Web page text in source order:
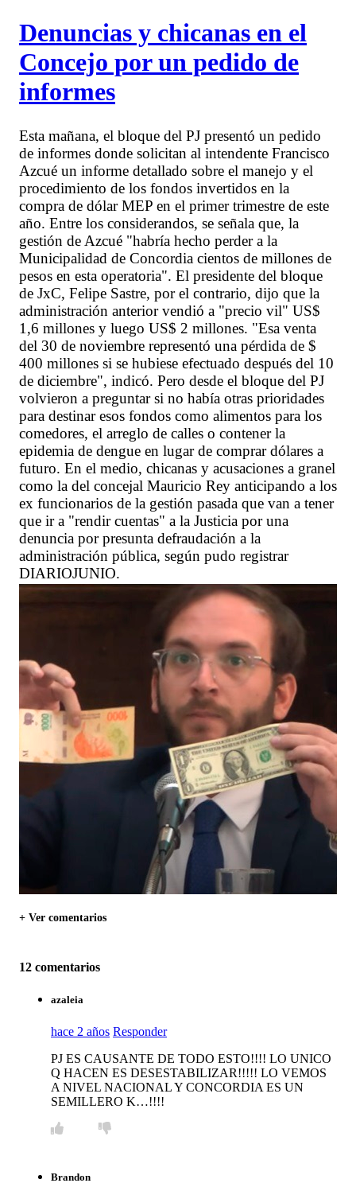
Denuncias y chicanas en el
Concejo por un pedido de
informes
Esta mañana, el bloque del PJ presentó un pedido
de informes donde solicitan al intendente Francisco
Azcué un informe detallado sobre el manejo y el
procedimiento de los fondos invertidos en la
compra de dólar MEP en el primer trimestre de este
año. Entre los considerandos, se señala que, la
gestión de Azcué "habría hecho perder a la
Municipalidad de Concordia cientos de millones de
pesos en esta operatoria". El presidente del bloque
de JxC, Felipe Sastre, por el contrario, dijo que la
administración anterior vendió a "precio vil" US$
1,6 millones y luego US$ 2 millones. "Esa venta
del 30 de noviembre representó una pérdida de $
400 millones si se hubiese efectuado después del 10
de diciembre", indicó. Pero desde el bloque del PJ
volvieron a preguntar si no había otras prioridades
para destinar esos fondos como alimentos para los
comedores, el arreglo de calles o contener la
epidemia de dengue en lugar de comprar dólares a
futuro. En el medio, chicanas y acusaciones a granel
como la del concejal Mauricio Rey anticipando a los
ex funcionarios de la gestión pasada que van a tener
que ir a "rendir cuentas" a la Justicia por una
denuncia por presunta defraudación a la
administración pública, según pudo registrar
DIARIOJUNIO.
+ Ver comentarios
12 comentarios
azaleia
hace 2 años Responder
PJ ES CAUSANTE DE TODO ESTO!!!! LO UNICO
Q HACEN ES DESESTABILIZAR!!!!! LO VEMOS
A NIVEL NACIONAL Y CONCORDIA ES UN
SEMILLERO K…!!!!
Brandon